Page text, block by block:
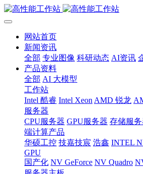
网站首页
新闻资讯
全部 专业图像 科研动态 AI资讯
产品资料
全部 AI 大模型
工作站
Intel 酷睿 Intel Xeon AMD 锐龙
服务器
CPU服务器 GPU服务器 存储服务
端计算产品
华硕工控 技嘉技宸 浩鑫 INTEL
GPU
国产化 NV GeForce NV Quadro